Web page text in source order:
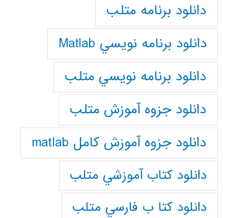
دانلود برنامه متلب
دانلود برنامه نويسي Matlab
دانلود برنامه نويسي متلب
دانلود جزوه آموزش متلب
دانلود جزوه آموزش کامل matlab
دانلود كتاب آموزشي متلب
دانلود كتا ب فارسي متلب